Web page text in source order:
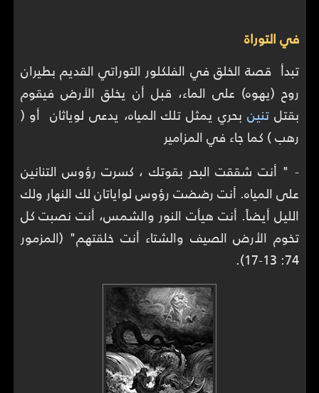
في التوراة
تبدأ قصة الخلق في الفلكلور التوراتي القديم بطيران
روح (يهوه) على الماء، قبل أن يخلق الأرض فيقوم
بقتلتنين بحري يمثل تلك المياه، يدعى لوياثان أو (
رهب ) كما جاء في المزامير
- " أنت شققت البحر بقوتك ، كسرت رؤوس التنانين
على المياه. أنت رضضت رؤوس لواياتان لك النهار ولك
الليل أيضاً. أنت هيأت النور والشمس، أنت نصبت كل
تخوم الأرض الصيف والشتاء أنت خلقتهم" (المزمور
74: 13-17).